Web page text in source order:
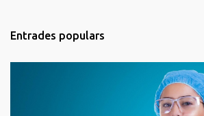
e
n
Entrades populars